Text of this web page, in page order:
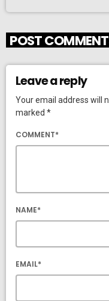
POST
Leave a reply
Your email address will
marked *
COMMENT*
NAME*
EMAIL*